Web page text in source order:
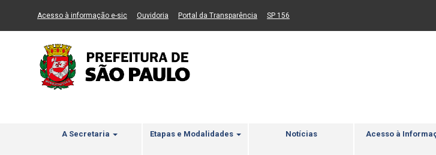
Ir ao Conteúdo Ir para menu principal 2 Ir para busca Ir para rodapé
Acesso à informação e-sic(Link para um novo sítio)
Ouvidoria (Link para um novo sítio)
Portal da Transparência (Link para um novo sítio)
SP 156
A Secretaria Etapas e Modalidades Notícias Acesso à